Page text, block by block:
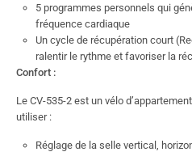
5 programmes personnels qui
fréquence cardiaque
Un cycle de récupération court
ralentir le rythme et favoriser la
Confort :
Le CV-535-2 est un vélo
utiliser :
Réglage de la selle vertical,